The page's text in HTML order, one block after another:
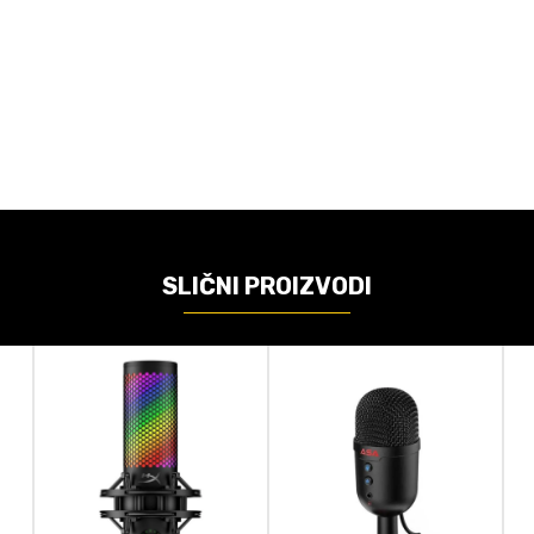
koliko je 6 - 1 :
Rasprodaja
SLIČNI PROIZVODI